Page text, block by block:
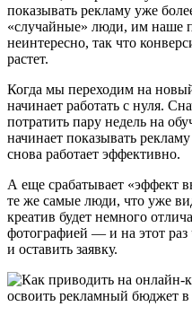
показывать рекламу уже
«случайные» люди, им наше
неинтересно, так что
растет.
Когда мы переходим на
начинает работать с нуля.
потратить пару недель на
начинает показывать
снова работает эффективно.
А еще срабатывает «эффект
те же самые люди, что уже
креатив будет немного
фотографией — и на этот раз
и оставить заявку.